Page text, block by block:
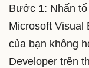
Bước 1: Nhấn
Microsoft Visual
của bạn không
Developer trên